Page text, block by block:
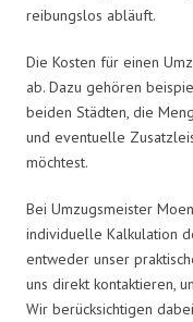
reibungslos abläuft.
Die Kosten für einen
ab. Dazu gehören
beiden Städten, die
und eventuelle
möchtest.
Bei Umzugsmeister
individuelle Kalkulation
entweder unser
uns direkt kontaktieren,
Wir berücksichtigen